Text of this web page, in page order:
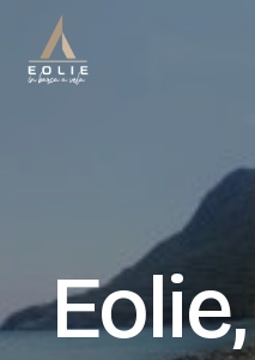
content
ITINERARI
PREZZI